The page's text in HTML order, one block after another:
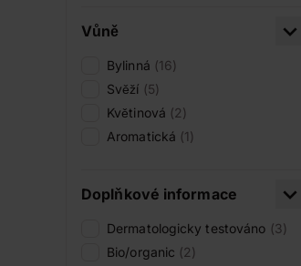
Vůně
Bylinná (16)
Svěží (5)
Květinová (2)
Aromatická (1)
Doplňkové informace
Dermatologicky testováno (3)
Bio/organic (2)